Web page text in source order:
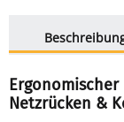
Netzrücken &